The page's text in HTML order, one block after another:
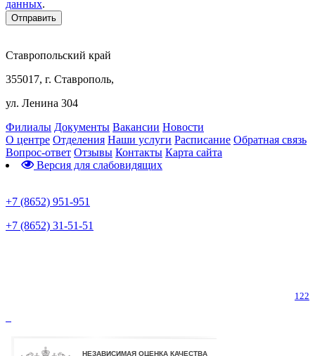
данных.
Ставропольский край
355017, г. Ставрополь,
ул. Ленина 304
Филиалы Документы Вакансии Новости
О центре Отделения Наши услуги Расписание Обратная связь
Вопрос-ответ Отзывы Контакты Карта сайта
Версия для слабовидящих
+7 (8652) 951-951
+7 (8652) 31-51-51
122